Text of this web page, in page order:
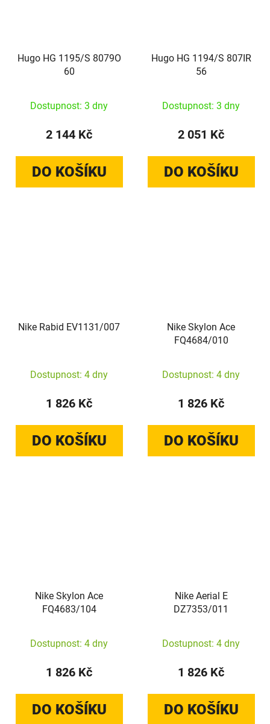
Hugo HG 1195/S 8079O
60
Dostupnost: 3 dny
2 144 Kč
DO KOŠÍKU
Hugo HG 1194/S 807IR
56
Dostupnost: 3 dny
2 051 Kč
DO KOŠÍKU
Nike Rabid EV1131/007
Dostupnost: 4 dny
1 826 Kč
DO KOŠÍKU
Nike Skylon Ace
FQ4684/010
Dostupnost: 4 dny
1 826 Kč
DO KOŠÍKU
Nike Skylon Ace
FQ4683/104
Dostupnost: 4 dny
1 826 Kč
DO KOŠÍKU
Nike Aerial E
DZ7353/011
Dostupnost: 4 dny
1 826 Kč
DO KOŠÍKU